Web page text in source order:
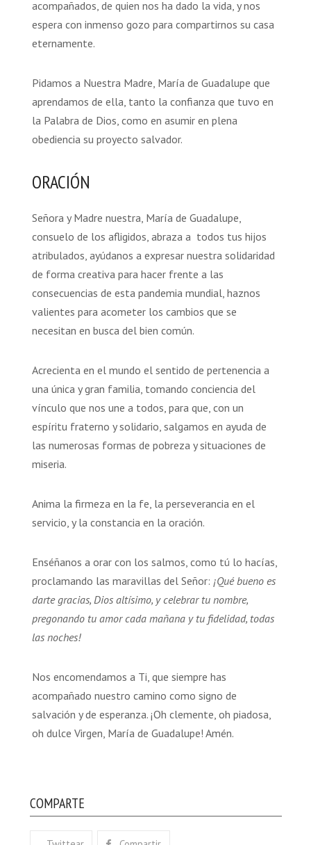
acompañados, de quien nos ha dado la vida, y nos
espera con inmenso gozo para compartirnos su casa
eternamente.
Pidamos a Nuestra Madre, María de Guadalupe que
aprendamos de ella, tanto la confianza que tuvo en
la Palabra de Dios, como en asumir en plena
obediencia su proyecto salvador.
ORACIÓN
Señora y Madre nuestra, María de Guadalupe,
consuelo de los afligidos, abraza a todos tus hijos
atribulados, ayúdanos a expresar nuestra solidaridad
de forma creativa para hacer frente a las
consecuencias de esta pandemia mundial, haznos
valientes para acometer los cambios que se
necesitan en busca del bien común.
Acrecienta en el mundo el sentido de pertenencia a
una única y gran familia, tomando conciencia del
vínculo que nos une a todos, para que, con un
espíritu fraterno y solidario, salgamos en ayuda de
las numerosas formas de pobreza y situaciones de
miseria.
Anima la firmeza en la fe, la perseverancia en el
servicio, y la constancia en la oración.
Enséñanos a orar con los salmos, como tú lo hacías,
proclamando las maravillas del Señor: ¡Qué bueno es
darte gracias, Dios altísimo, y celebrar tu nombre,
pregonando tu amor cada mañana y tu fidelidad, todas
las noches!
Nos encomendamos a Ti, que siempre has
acompañado nuestro camino como signo de
salvación y de esperanza. ¡Oh clemente, oh piadosa,
oh dulce Virgen, María de Guadalupe! Amén.
COMPARTE